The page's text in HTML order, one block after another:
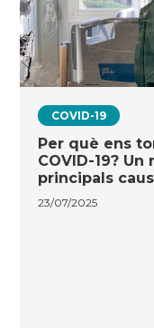
COVID-19
Per què ens
COVID-19?
principals
23/07/2025